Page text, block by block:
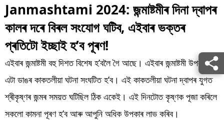
মনোৰঞ্জন
ব্যৱসায়
শিক্ষা
খেল
জীৱনশৈলী
Janmashtami 2024: জন্মাষ্টমীৰ দিনা দ্বাপৰ
কালৰ দৰে বিৰল সংযোগ ঘটিব, এইবাৰ ভক্তৰ
প্ৰতিটো ইচ্ছাই হ’ব পূৰণ!
এইবাৰ জন্মাষ্টমী বহু দিশত বিশেষ হ’বলৈ গৈ আছে। এইবাৰ জন্মাষ্টমী উপলক্ষে
এটা ডাঙৰ কাকতলীয়া ঘটনা সংঘটিত হ’ব। এই কাকতলীয়া ঘটনা দ্বাপৰ যুগত
শ্ৰীকৃষ্ণৰ জন্মৰ সময়ত ঘটিছিল ঠিক একেই। এই দিনটোত কৃষ্ণক পূজা কৰিলে
সকলো কামনা পূৰণ হ’ব আৰু আপুনি অধিক উপকাৰ লাভ কৰিব।